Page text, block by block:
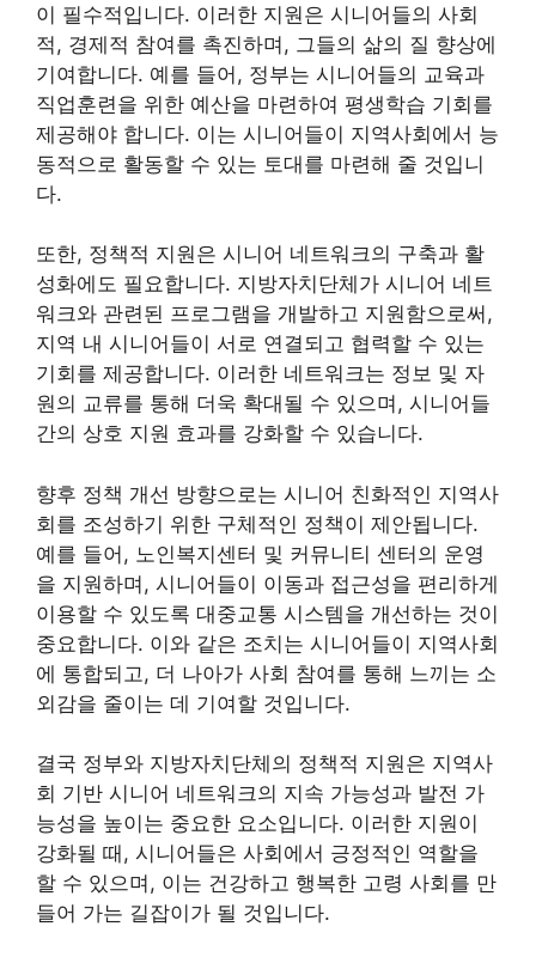
이 필수적입니다. 이러한 지원은 시니어들의 사회
적, 경제적 참여를 촉진하며, 그들의 삶의 질 향상에
기여합니다. 예를 들어, 정부는 시니어들의 교육과
직업훈련을 위한 예산을 마련하여 평생학습 기회를
제공해야 합니다. 이는 시니어들이 지역사회에서 능
동적으로 활동할 수 있는 토대를 마련해 줄 것입니
다.
또한, 정책적 지원은 시니어 네트워크의 구축과 활
성화에도 필요합니다. 지방자치단체가 시니어 네트
워크와 관련된 프로그램을 개발하고 지원함으로써,
지역 내 시니어들이 서로 연결되고 협력할 수 있는
기회를 제공합니다. 이러한 네트워크는 정보 및 자
원의 교류를 통해 더욱 확대될 수 있으며, 시니어들
간의 상호 지원 효과를 강화할 수 있습니다.
향후 정책 개선 방향으로는 시니어 친화적인 지역사
회를 조성하기 위한 구체적인 정책이 제안됩니다.
예를 들어, 노인복지센터 및 커뮤니티 센터의 운영
을 지원하며, 시니어들이 이동과 접근성을 편리하게
이용할 수 있도록 대중교통 시스템을 개선하는 것이
중요합니다. 이와 같은 조치는 시니어들이 지역사회
에 통합되고, 더 나아가 사회 참여를 통해 느끼는 소
외감을 줄이는 데 기여할 것입니다.
결국 정부와 지방자치단체의 정책적 지원은 지역사
회 기반 시니어 네트워크의 지속 가능성과 발전 가
능성을 높이는 중요한 요소입니다. 이러한 지원이
강화될 때, 시니어들은 사회에서 긍정적인 역할을
할 수 있으며, 이는 건강하고 행복한 고령 사회를 만
들어 가는 길잡이가 될 것입니다.